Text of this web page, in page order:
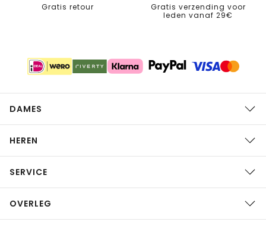
Gratis retour
Gratis verzending voor
leden vanaf 29€
DAMES
HEREN
SERVICE
OVERLEG